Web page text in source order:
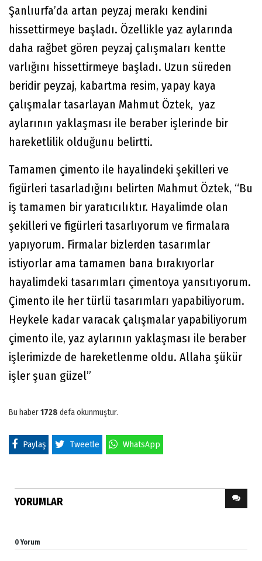
Şanlıurfa’da artan peyzaj merakı kendini
hissettirmeye başladı. Özellikle yaz aylarında
daha rağbet gören peyzaj çalışmaları kentte
varlığını hissettirmeye başladı. Uzun süreden
beridir peyzaj, kabartma resim, yapay kaya
çalışmalar tasarlayan Mahmut Öztek, yaz
aylarının yaklaşması ile beraber işlerinde bir
hareketlilik olduğunu belirtti.
Tamamen çimento ile hayalindeki şekilleri ve
figürleri tasarladığını belirten Mahmut Öztek, “Bu
iş tamamen bir yaratıcılıktır. Hayalimde olan
şekilleri ve figürleri tasarlıyorum ve firmalara
yapıyorum. Firmalar bizlerden tasarımlar
istiyorlar ama tamamen bana bırakıyorlar
hayalimdeki tasarımları çimentoya yansıtıyorum.
Çimento ile her türlü tasarımları yapabiliyorum.
Heykele kadar varacak çalışmalar yapabiliyorum
çimento ile, yaz aylarının yaklaşması ile beraber
işlerimizde de hareketlenme oldu. Allaha şükür
işler şuan güzel”
Bu haber1728 defa okunmuştur.
Paylaş Tweetle WhatsApp
YORUMLAR
0 Yorum